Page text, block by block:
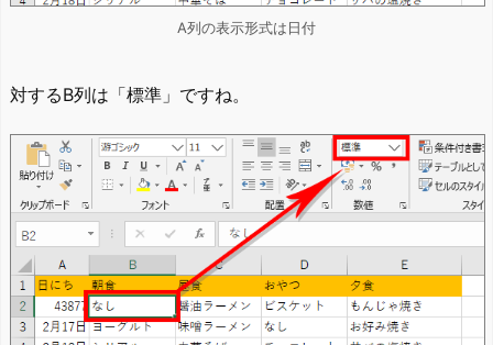
A列の表示形式は日付
対するB列は「標準」ですね。